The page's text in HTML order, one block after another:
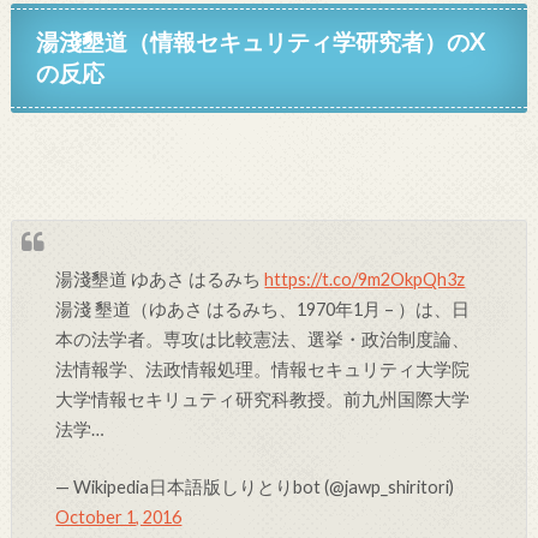
湯淺墾道（情報セキュリティ学研究者）のX
の反応
湯淺墾道 ゆあさ はるみちhttps://t.co/9m2OkpQh3z
湯淺 墾道（ゆあさ はるみち、1970年1月 – ）は、日
本の法学者。専攻は比較憲法、選挙・政治制度論、
法情報学、法政情報処理。情報セキュリティ大学院
大学情報セキリュティ研究科教授。前九州国際大学
法学…
— Wikipedia日本語版しりとりbot (@jawp_shiritori)
October 1, 2016